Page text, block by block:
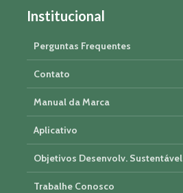
Institucional
Perguntas Frequentes
Contato
Manual da Marca
Aplicativo
Objetivos Desenvolv. Sustentável
Trabalhe Conosco